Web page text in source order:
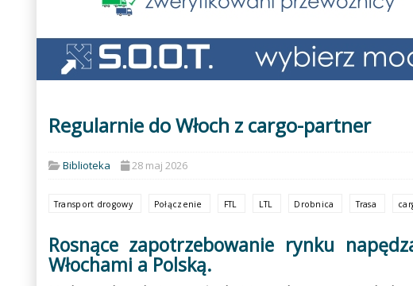
Regularnie do Włoch z cargo-partner
Biblioteka 28 maj 2026
Transport drogowy Połączenie FTL LTL Drobnica Trasa
Rosnące zapotrzebowanie rynku
Włochami a Polską.